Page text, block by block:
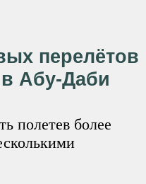
перелётов
Абу-Даби
полетев более